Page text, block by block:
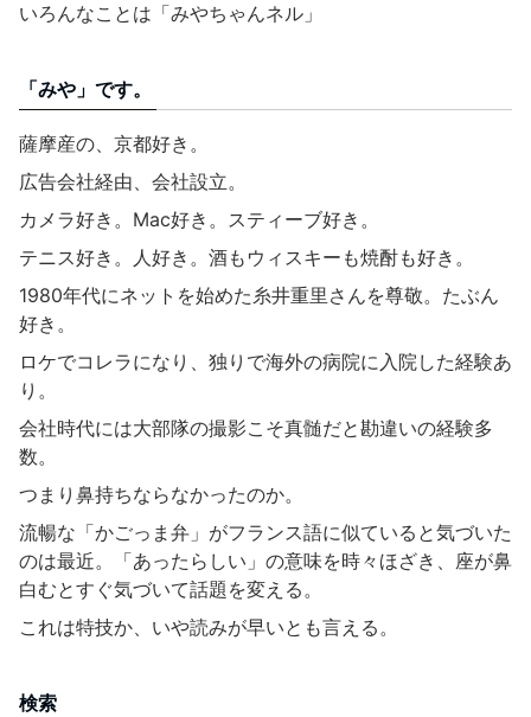
いろんなことは「みやちゃんネル」
「みや」です。
薩摩産の、京都好き。
広告会社経由、会社設立。
カメラ好き。Mac好き。スティーブ好き。
テニス好き。人好き。酒もウィスキーも焼酎も好き。
1980年代にネットを始めた糸井重里さんを尊敬。たぶん
好き。
ロケでコレラになり、独りで海外の病院に入院した経験あ
り。
会社時代には大部隊の撮影こそ真髄だと勘違いの経験多
数。
つまり鼻持ちならなかったのか。
流暢な「かごっま弁」がフランス語に似ていると気づいた
のは最近。「あったらしい」の意味を時々ほざき、座が鼻
白むとすぐ気づいて話題を変える。
これは特技か、いや読みが早いとも言える。
検索